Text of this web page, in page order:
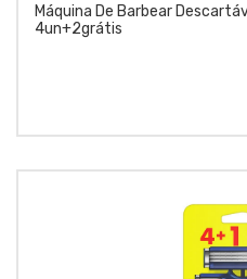
Máquina De Barbear
4un+2grátis